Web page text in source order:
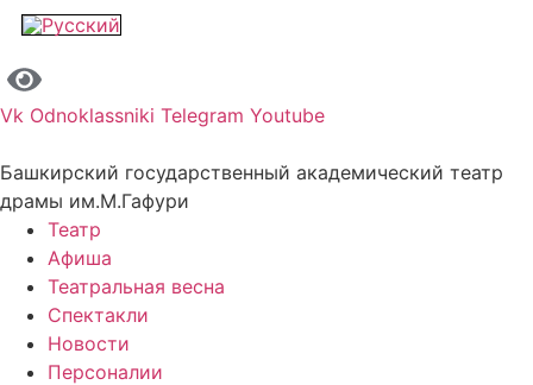
Vk Odnoklassniki Telegram Youtube
Башкирский государственный академический театр
драмы им.М.Гафури
Театр
Афиша
Театральная весна
Спектакли
Новости
Персоналии